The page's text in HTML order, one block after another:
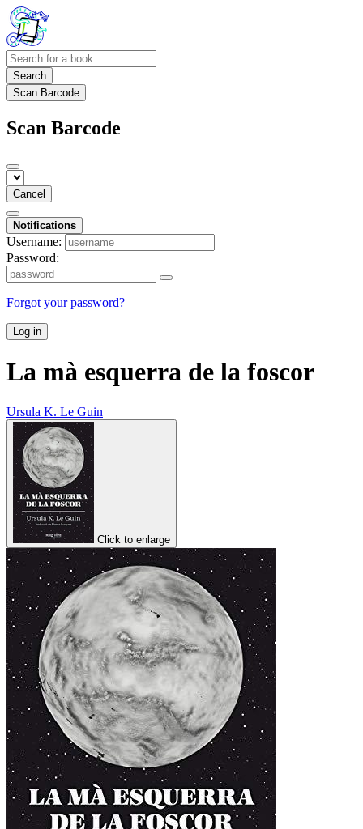
Search
Scan Barcode
Scan Barcode
Cancel
Notifications
Username:
Password:
Forgot your password?
Log in
La mà esquerra de la foscor
Ursula K. Le Guin
Click to enlarge